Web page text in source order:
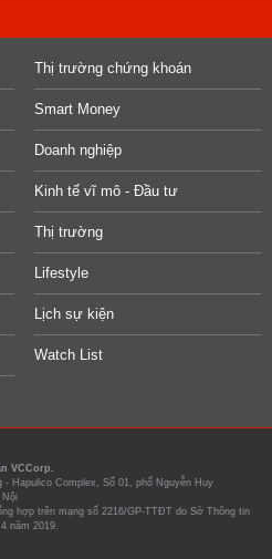
Thị trường chứng khoán
Smart Money
Doanh nghiệp
Kinh tế vĩ mô - Đầu tư
Thị trường
Lifestyle
Lịch sự kiện
Watch List
VCCorp.
- Hapulico Complex, Số 01, phố Nguyễn Huy
Nội
hợp trên mạng số 2216/GP-TTĐT do Sở Thông tin
năm 2019.